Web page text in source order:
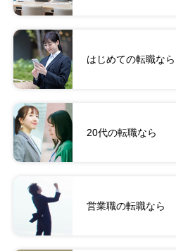
はじめての転職なら
20代の転職なら
営業職の転職なら